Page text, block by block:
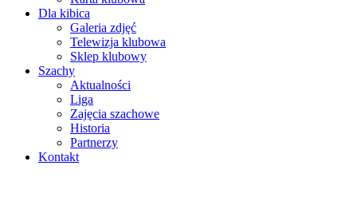
Dla kibica
Galeria zdjęć
Telewizja klubowa
Sklep klubowy
Szachy
Aktualności
Liga
Zajęcia szachowe
Historia
Partnerzy
Kontakt